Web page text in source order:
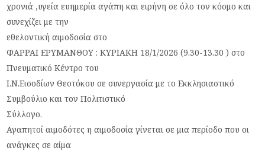
χρονιά ,υγεία ευημερία αγάπη και ειρήνη σε όλο τον κόσμο και
συνεχίζει με την
εθελοντική αιμοδοσία στο
ΦΑΡΡΑΙ ΕΡΥΜΑΝΘΟΥ : ΚΥΡΙΑΚΗ 18/1/2026 (9.30-13.30 ) στο
Πνευματικό Κέντρο του
Ι.Ν.Εισοδίων Θεοτόκου σε συνεργασία με το Εκκλησιαστικό
Συμβούλιο και τον Πολιτιστικό
Σύλλογο.
Αγαπητοί αιμοδότες η αιμοδοσία γίνεται σε μια περίοδο που οι
ανάγκες σε αίμα